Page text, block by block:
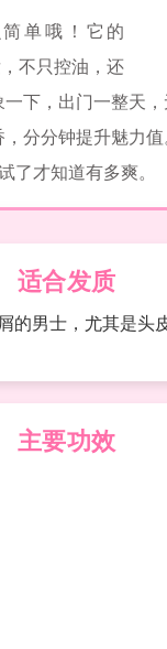
单哦！它的
不只控油，还
下，出门一整天
分分钟提升魅力
才知道有多爽。
适合发质
的男士，尤其是头
主要功效